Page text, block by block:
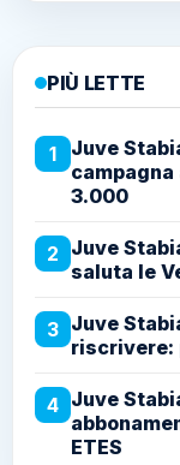
PIÙ LETTE
1
Juve
3.000
2 Juve
saluta le
3 Juve
riscrivere:
4 Juve
ETES